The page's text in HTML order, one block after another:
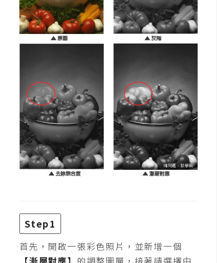
源
免
費
免
費
字
型
設
W
o
r
Step1
首先，開啟一張彩色照片，並新增一個